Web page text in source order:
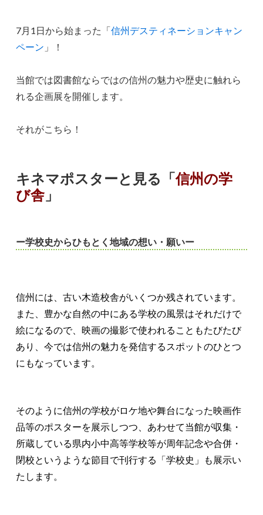
7月1日から始まった「信州デスティネーションキャン
ペーン 」！
当館では図書館ならではの信州の魅力や歴史に触れら
れる企画展を開催します。
それがこちら！
キネマポスターと見る「信州の学
び舎 」
ー学校史からひもとく地域の想い・願いー
信州には、古い木造校舎がいくつか残されています。
また、豊かな自然の中にある学校の風景はそれだけで
絵になるので、映画の撮影で使われることもたびたび
あり、今では信州の魅力を発信するスポットのひとつ
にもなっています。
そのように信州の学校がロケ地や舞台になった映画作
品等のポスターを展示しつつ、あわせて当館が収集・
所蔵している県内小中高等学校等が周年記念や合併・
閉校というような節目で刊行する「学校史」も展示い
たします。